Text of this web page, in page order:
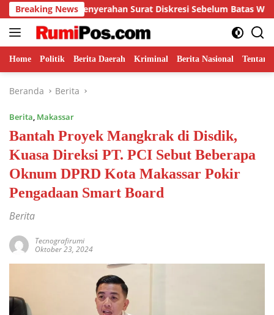
Langsung
ke
konten
Breaking News
Surat Diskresi Sebelum Batas Waktu H.
Home Politik Berita Daerah Kriminal Berita Nasional
Beranda Berita
Berita, Makassar
Bantah Proyek Mangkrak di Disdik,
Kuasa Direksi PT. PCI Sebut Beberapa
Oknum DPRD Kota Makassar Pokir
Pengadaan Smart Board
Berita
Tecnografirumi
Oktober 23, 2024